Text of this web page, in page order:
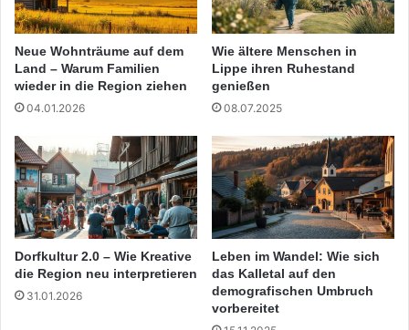
Neue Wohnträume auf dem
Land – Warum Familien
wieder in die Region ziehen
04.01.2026
Wie ältere Menschen in
Lippe ihren Ruhestand
genießen
08.07.2025
Dorfkultur 2.0 – Wie Kreative
die Region neu interpretieren
31.01.2026
Leben im Wandel: Wie sich
das Kalletal auf den
demografischen Umbruch
vorbereitet